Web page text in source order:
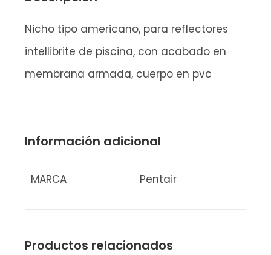
Nicho tipo americano, para reflectores
intellibrite de piscina, con acabado en
membrana armada, cuerpo en pvc
Información adicional
MARCA Pentair
Productos relacionados